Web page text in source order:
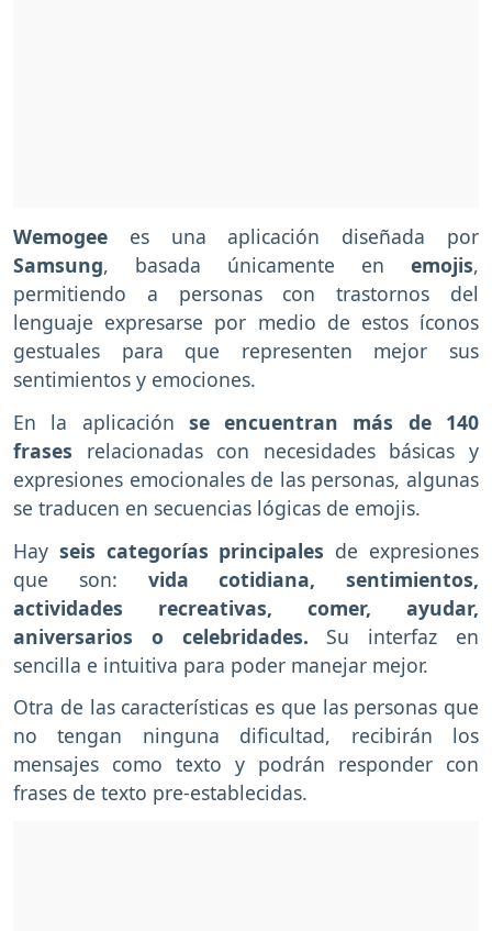
Wemogee es una aplicación diseñada por
Samsung, basada únicamente en emojis,
permitiendo a personas con trastornos del
lenguaje expresarse por medio de estos íconos
gestuales para que representen mejor sus
sentimientos y emociones.
En la aplicación se encuentran más de 140
frases relacionadas con necesidades básicas y
expresiones emocionales de las personas, algunas
se traducen en secuencias lógicas de emojis.
Hay seis categorías principales de expresiones
que son: vida cotidiana, sentimientos,
actividades recreativas, comer, ayudar,
aniversarios o celebridades. Su interfaz en
sencilla e intuitiva para poder manejar mejor.
Otra de las características es que las personas que
no tengan ninguna dificultad, recibirán los
mensajes como texto y podrán responder con
frases de texto pre-establecidas.